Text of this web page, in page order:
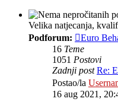
Velika natjecanja,
Podforum:
Euro
16 Teme
1051 Postovi
Zadnji post Re:
Postao/la
16 aug 2021,